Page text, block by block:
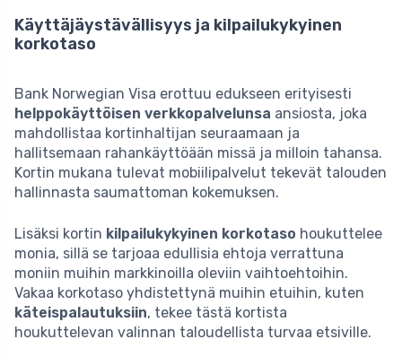
Käyttäjäystävällisyys ja kilpailukykyinen
korkotaso
Bank Norwegian Visa erottuu edukseen erityisesti
helppokäyttöisen verkkopalvelunsa ansiosta, joka
mahdollistaa kortinhaltijan seuraamaan ja
hallitsemaan rahankäyttöään missä ja milloin tahansa.
Kortin mukana tulevat mobiilipalvelut tekevät talouden
hallinnasta saumattoman kokemuksen.
Lisäksi kortin kilpailukykyinen korkotaso houkuttelee
monia, sillä se tarjoaa edullisia ehtoja verrattuna
moniin muihin markkinoilla oleviin vaihtoehtoihin.
Vakaa korkotaso yhdistettynä muihin etuihin, kuten
käteispalautuksiin, tekee tästä kortista
houkuttelevan valinnan taloudellista turvaa etsiville.